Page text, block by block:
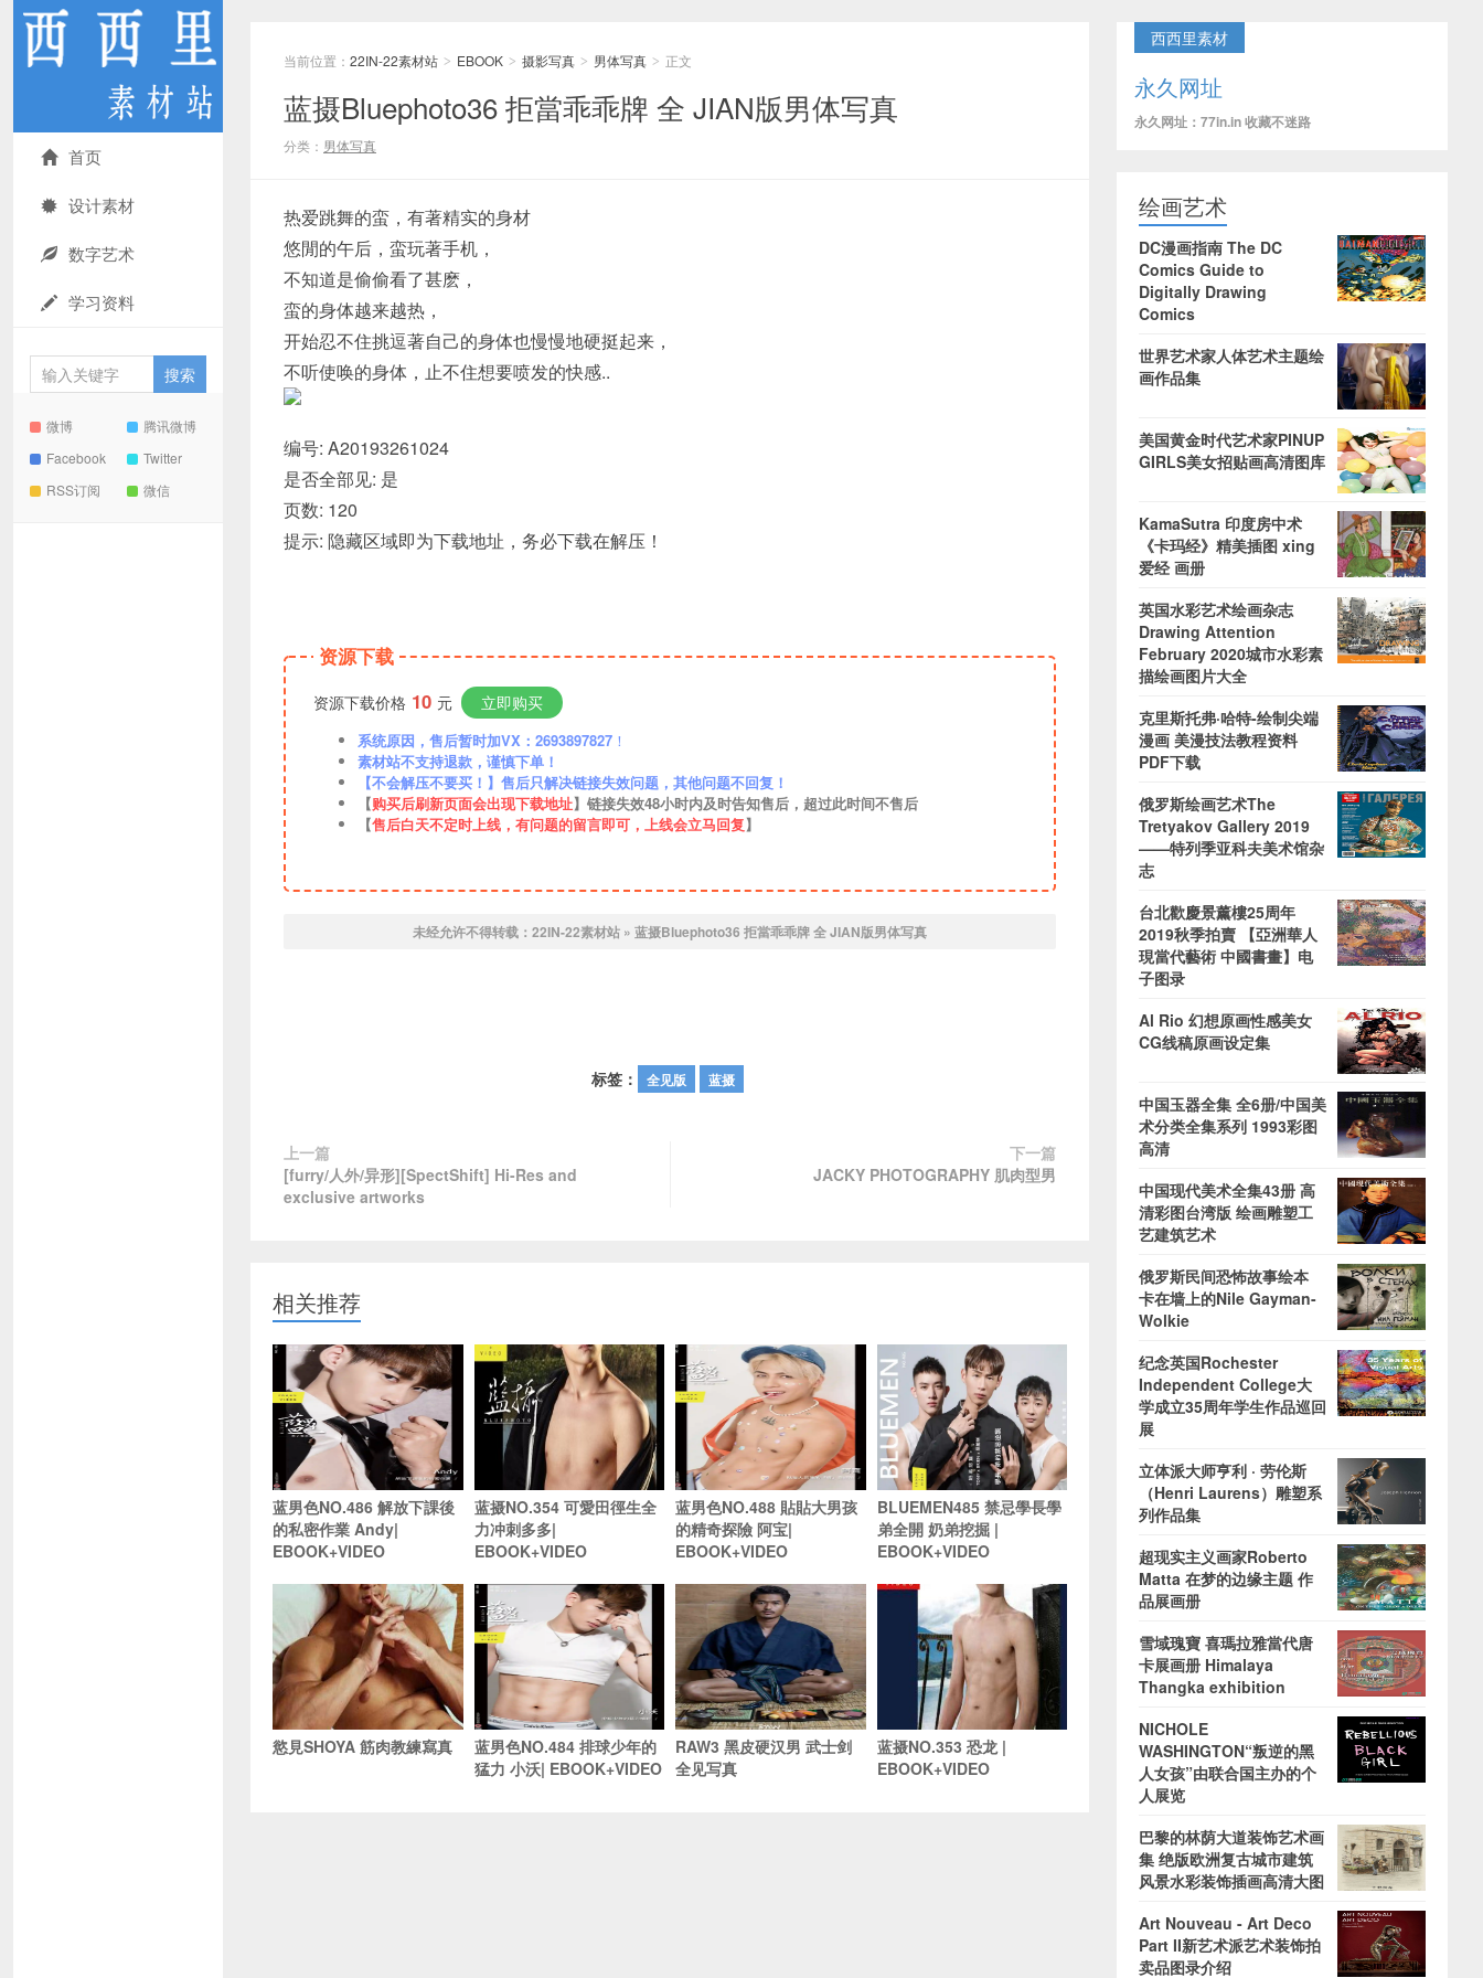
首页
设计素材
数字艺术
学习资料
微博
腾讯微博
Facebook
Twitter
RSS订阅
微信
当前位置： 22IN-22素材站 > EBOOK > 摄影写真 > 男体写真 > 正文
蓝摄Bluephoto36 拒當乖乖牌 全 JIAN版男体写真
分类： 男体写真
热爱跳舞的蛮，有著精实的身材
悠閒的午后，蛮玩著手机，
不知道是偷偷看了甚麽，
蛮的身体越来越热，
开始忍不住挑逗著自己的身体也慢慢地硬挺起来，
不听使唤的身体，止不住想要喷发的快感..
编号: A20193261024
是否全部见: 是
页数: 120
提示: 隐藏区域即为下载地址，务必下载在解压！
资源下载
资源下载价格 10 元 立即购买
系统原因，售后暂时加VX：2693897827 ！
素材站不支持退款，谨慎下单！
【不会解压不要买！】售后只解决链接失效问题，其他问题不回复！
【购买后刷新页面会出现下载地址】链接失效48小时内及时告知售后，超过此时间不售后
【售后白天不定时上线，有问题的留言即可，上线会立马回复】
未经允许不得转载： 22IN-22素材站 » 蓝摄Bluephoto36 拒當乖乖牌 全 JIAN版男体写真
标签： 全见版 蓝摄
上一篇
[furry/人外/异形][SpectShift] Hi-Res and
exclusive artworks
下一篇
JACKY PHOTOGRAPHY 肌肉型男
相关推荐
蓝男色NO.486 解放下課後
的私密作業 Andy|
EBOOK+VIDEO
蓝摄NO.354 可愛田徑生全
力冲刺多多|
EBOOK+VIDEO
蓝男色NO.488 貼貼大男孩
的精奇探險 阿宝|
EBOOK+VIDEO
BLUEMEN485 禁忌學長學
弟全開 奶弟挖掘 |
EBOOK+VIDEO
慾見SHOYA 筋肉教練寫真
蓝男色NO.484 排球少年的
猛力 小沃| EBOOK+VIDEO
RAW3 黑皮硬汉男 武士剑
全见写真
蓝摄NO.353 恐龙 |
EBOOK+VIDEO
西西里素材
永久网址
永久网址：77in.in 收藏不迷路
绘画艺术
DC漫画指南 The DC
Comics Guide to
Digitally Drawing
Comics
世界艺术家人体艺术主题绘
画作品集
美国黄金时代艺术家PINUP
GIRLS美女招贴画高清图库
KamaSutra 印度房中术
《卡玛经》精美插图 xing
爱经 画册
英国水彩艺术绘画杂志
Drawing Attention
February 2020城市水彩素
描绘画图片大全
克里斯托弗·哈特-绘制尖端
漫画 美漫技法教程资料
PDF下载
俄罗斯绘画艺术The
Tretyakov Gallery 2019
——特列季亚科夫美术馆杂
志
台北歡慶景薰樓25周年
2019秋季拍賣 【亞洲華人
現當代藝術 中國書畫】电
子图录
Al Rio 幻想原画性感美女
CG线稿原画设定集
中国玉器全集 全6册/中国美
术分类全集系列 1993彩图
高清
中国现代美术全集43册 高
清彩图台湾版 绘画雕塑工
艺建筑艺术
俄罗斯民间恐怖故事绘本
卡在墙上的Nile Gayman-
Wolkie
纪念英国Rochester
Independent College大
学成立35周年学生作品巡回
展
立体派大师亨利 · 劳伦斯
（Henri Laurens）雕塑系
列作品集
超现实主义画家Roberto
Matta 在梦的边缘主题 作
品展画册
雪域瑰寶 喜瑪拉雅當代唐
卡展画册 Himalaya
Thangka exhibition
NICHOLE
WASHINGTON“叛逆的黑
人女孩”由联合国主办的个
人展览
巴黎的林荫大道装饰艺术画
集 绝版欧洲复古城市建筑
风景水彩装饰插画高清大图
Art Nouveau - Art Deco
Part II新艺术派艺术装饰拍
卖品图录介绍